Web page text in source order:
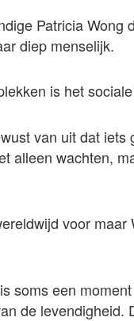
Patricia
diep menselijk.
is het
van uit dat
alleen wachten,
voor
soms een
de